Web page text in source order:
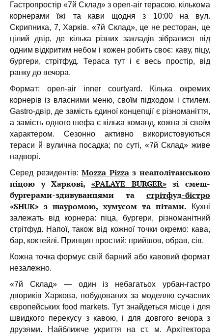
Гастропростір «7й Склад» з open-air терасою, кількома
корнерами їжі та кави щодня з 10:00 на вул.
Скрипника, 7, Харків. «7й Склад», це не ресторан, це
цілий двір, де кілька різних закладів зібралися під
одним відкритим небом і кожен робить своє: каву, піцу,
бургери, стрітфуд. Тераса тут і є весь простір, від
ранку до вечора.
Формат: open-air inner courtyard. Кілька окремих
корнерів із власними меню, своїм підходом і стилем.
Gastro-двір, де замість єдиної концепції є різноманіття,
а замість одного шефа є кілька команд, кожна зі своїм
характером. Сезонно активно використовуються
тераси й вулична посадка; по суті, «7й Склад» живе
надворі.
Серед резидентів:Mozza Pizzaз неаполітанською
піцою у Харкові, «PALAYE BURGER»зі смеш-
бургерами-здивуванцями та стрітфуд-бістро
«SHUK» з шауромою, хумусом та пітами. Кухні
залежать від корнера: піца, бургери, різноманітний
стрітфуд. Напої, також від кожної точки окремо: кава,
бар, коктейлі. Принцип простий: прийшов, обрав, сів.
Кожна точка формує свій барний або кавовий формат
незалежно.
«7й Склад» — один із небагатьох урбан-гастро
двориків Харкова, побудованих за моделлю сучасних
європейських food markets. Тут знайдеться місце і для
швидкого перекусу з кавою, і для довгого вечора з
друзями. Найближче укриття на ст. м. Архітектора